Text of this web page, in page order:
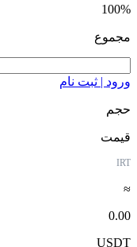
100%
مجموع
ورود | ثبت نام
حجم
قیمت
IRT
≈
0.00
USDT